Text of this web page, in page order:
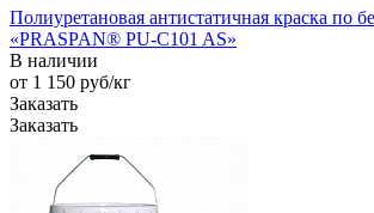
Полиуретановая антистатичная краска по
«PRASPAN® PU-C101 AS»
В наличии
от 1 150 руб/кг
Заказать
Заказать